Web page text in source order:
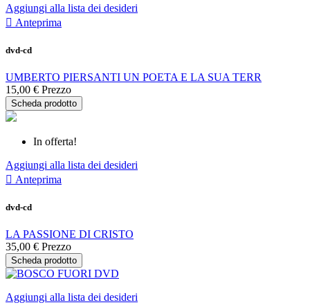
Aggiungi alla lista dei desideri
 Anteprima
dvd-cd
UMBERTO PIERSANTI UN POETA E LA SUA TERR
15,00 € Prezzo
Scheda prodotto
In offerta!
Aggiungi alla lista dei desideri
 Anteprima
dvd-cd
LA PASSIONE DI CRISTO
35,00 € Prezzo
Scheda prodotto
Aggiungi alla lista dei desideri